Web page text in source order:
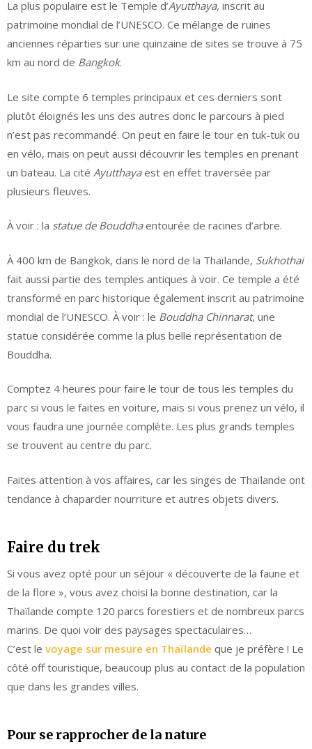
La plus populaire est le Temple d’Ayutthaya, inscrit au
patrimoine mondial de l’UNESCO. Ce mélange de ruines
anciennes réparties sur une quinzaine de sites se trouve à 75
km au nord de Bangkok.
Le site compte 6 temples principaux et ces derniers sont
plutôt éloignés les uns des autres donc le parcours à pied
n’est pas recommandé. On peut en faire le tour en tuk-tuk ou
en vélo, mais on peut aussi découvrir les temples en prenant
un bateau. La cité Ayutthayaest en effet traversée par
plusieurs fleuves.
À voir : la statue de Bouddhaentourée de racines d’arbre.
À 400 km de Bangkok, dans le nord de la Thaïlande, Sukhothai
fait aussi partie des temples antiques à voir. Ce temple a été
transformé en parc historique également inscrit au patrimoine
mondial de l’UNESCO. À voir : le Bouddha Chinnarat, une
statue considérée comme la plus belle représentation de
Bouddha.
Comptez 4 heures pour faire le tour de tous les temples du
parc si vous le faites en voiture, mais si vous prenez un vélo, il
vous faudra une journée complète. Les plus grands temples
se trouvent au centre du parc.
Faites attention à vos affaires, car les singes de Thaïlande ont
tendance à chaparder nourriture et autres objets divers.
Faire du trek
Si vous avez opté pour un séjour « découverte de la faune et
de la flore », vous avez choisi la bonne destination, car la
Thaïlande compte 120 parcs forestiers et de nombreux parcs
marins. De quoi voir des paysages spectaculaires…
C’est le voyage sur mesure en Thaïlande que je préfère ! Le
côté off touristique, beaucoup plus au contact de la population
que dans les grandes villes.
Pour se rapprocher de la nature